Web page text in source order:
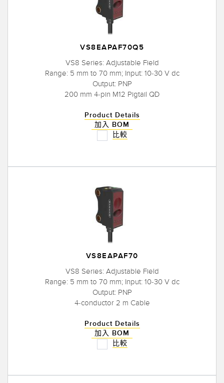
VS8EAPAF70Q5
VS8 Series: Adjustable Field
Range: 5 mm to 70 mm; Input: 10-30 V dc
Output: PNP
200 mm 4-pin M12 Pigtail QD
Product Details
加入 BOM
比較
VS8EAPAF70
VS8 Series: Adjustable Field
Range: 5 mm to 70 mm; Input: 10-30 V dc
Output: PNP
4-conductor 2 m Cable
Product Details
加入 BOM
比較